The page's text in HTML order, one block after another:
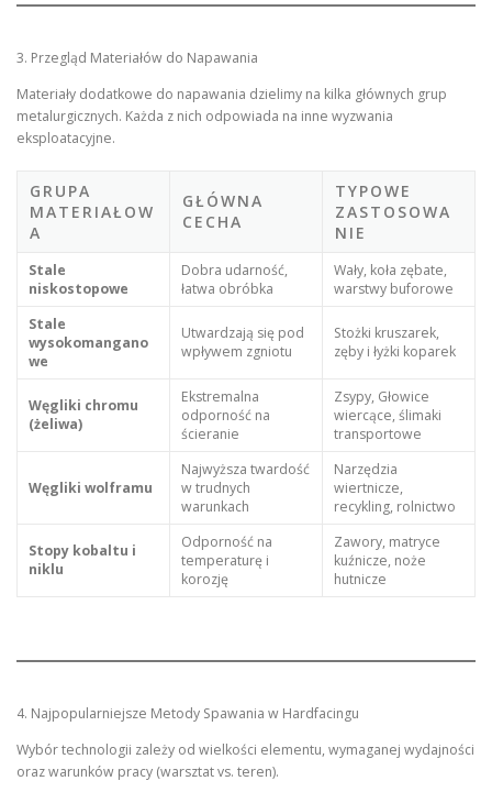
3. Przegląd Materiałów do Napawania
Materiały dodatkowe do napawania dzielimy na kilka głównych grup
metalurgicznych. Każda z nich odpowiada na inne wyzwania
eksploatacyjne.
GRUPA
MATERIAŁOW
A
GŁÓWNA
CECHA
TYPOWE
ZASTOSOWA
NIE
Stale
niskostopowe
Dobra udarność,
łatwa obróbka
Wały, koła zębate,
warstwy buforowe
Stale
wysokomangano
we
Utwardzają się pod
wpływem zgniotu
Stożki kruszarek,
zęby i łyżki koparek
Węgliki chromu
(żeliwa)
Ekstremalna
odporność na
ścieranie
Zsypy, Głowice
wiercące, ślimaki
transportowe
Węgliki wolframu
Najwyższa twardość
w trudnych
warunkach
Narzędzia
wiertnicze,
recykling, rolnictwo
Stopy kobaltu i
niklu
Odporność na
temperaturę i
korozję
Zawory, matryce
kuźnicze, noże
hutnicze
4. Najpopularniejsze Metody Spawania w Hardfacingu
Wybór technologii zależy od wielkości elementu, wymaganej wydajności
oraz warunków pracy (warsztat vs. teren).